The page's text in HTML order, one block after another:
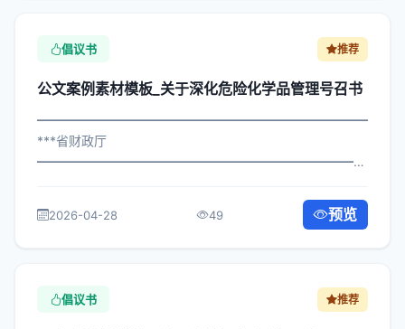
倡议书 推荐
公文案例素材模板_关于深化危险化学品管理号召书
***省财政厅
机构： 为深入贯彻落实习近平总书记关...
2026-04-28 49 预览
倡议书 推荐